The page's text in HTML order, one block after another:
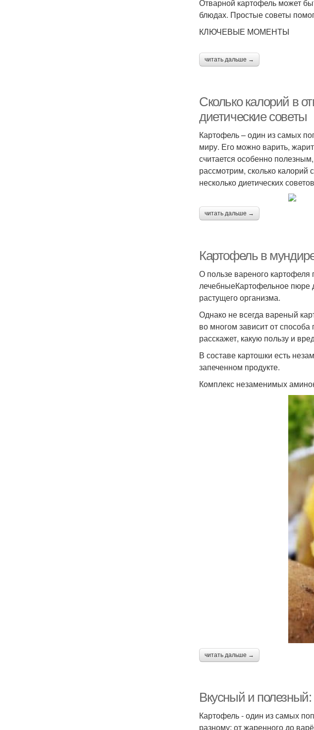
Отварной картофель может
блюдах. Простые советы
КЛЮЧЕВЫЕ МОМЕНТЫ
читать дальше →
Сколько калорий в
диетические советы
Картофель – один из самых
миру. Его можно варить,
считается особенно
рассмотрим, сколько
несколько диетических
читать дальше →
Картофель в
О пользе вареного
лечебныеКартофельное пюре
растущего организма.
Однако не всегда вареный
во многом зависит от
расскажет, какую пользу и
В составе картошки есть
запеченном продукте.
Комплекс незаменимых
читать дальше →
Вкусный и
Картофель - один из самых
разному: от жаренного до